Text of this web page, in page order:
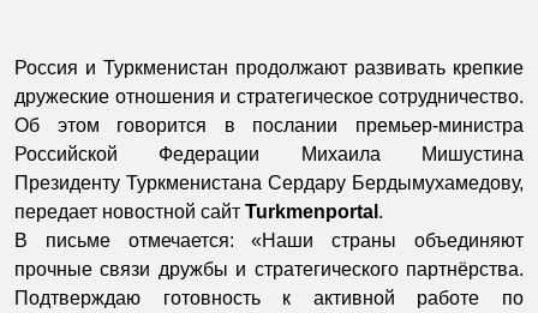
Россия и Туркменистан продолжают развивать крепкие
дружеские отношения и стратегическое сотрудничество.
Об этом говорится в послании премьер-министра
Российской Федерации Михаила Мишустина
Президенту Туркменистана Сердару Бердымухамедову,
передает новостной сайт Turkmenportal .
В письме отмечается: «Наши страны объединяют
прочные связи дружбы и стратегического партнёрства.
Подтверждаю готовность к активной работе по